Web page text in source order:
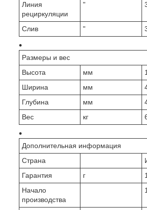
Линия
рециркуляции
"
Слив "
Размеры и вес
Высота
мм
Ширина
мм
Глубина
мм
Вес
кг
Дополнительная информация
Страна
Гарантия
г
Начало
производства